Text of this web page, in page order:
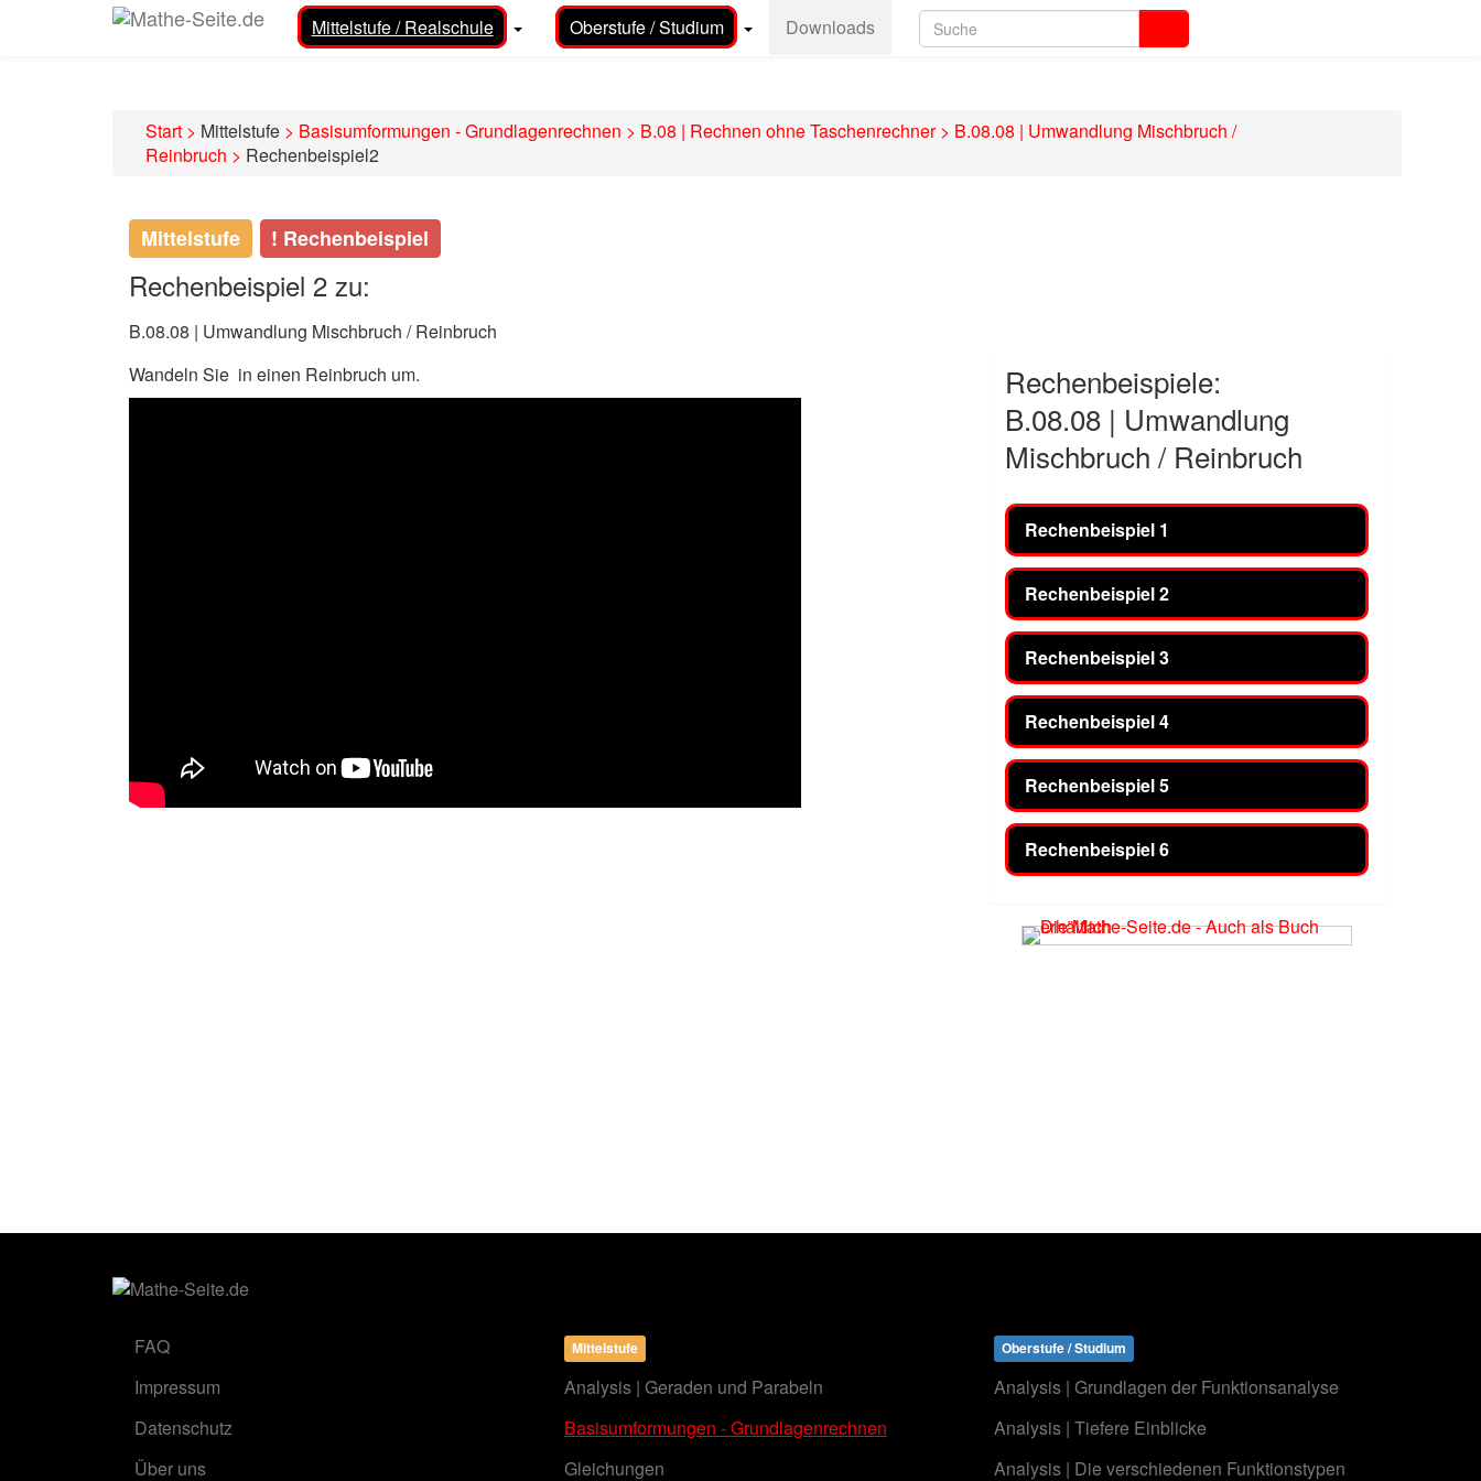
Mittelstufe / Realschule Oberstufe / Studium Downloads
Start > Mittelstufe > Basisumformungen - Grundlagenrechnen > B.08 | Rechnen ohne Taschenrechner > B.08.08 | Umwandlung Mischbruch /
Reinbruch > Rechenbeispiel2
Mittelstufe ! Rechenbeispiel
Rechenbeispiel 2 zu:
B.08.08 | Umwandlung Mischbruch / Reinbruch
Wandeln Sie in einen Reinbruch um.
Rechenbeispiele:
B.08.08 | Umwandlung
Mischbruch / Reinbruch
Rechenbeispiel 1
Rechenbeispiel 2
Rechenbeispiel 3
Rechenbeispiel 4
Rechenbeispiel 5
Rechenbeispiel 6
FAQ
Impressum
Datenschutz
Über uns
Mittelstufe
Analysis | Geraden und Parabeln
Basisumformungen - Grundlagenrechnen
Gleichungen
Oberstufe / Studium
Analysis | Grundlagen der Funktionsanalyse
Analysis | Tiefere Einblicke
Analysis | Die verschiedenen Funktionstypen